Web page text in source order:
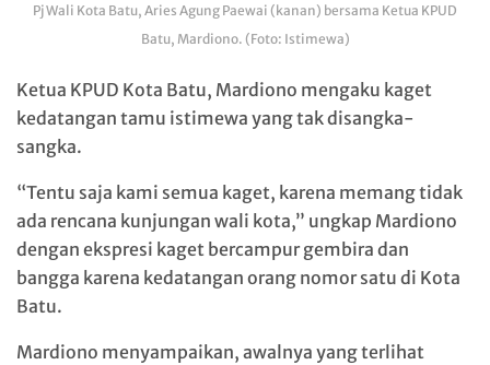
Pj Wali Kota Batu, Aries Agung Paewai (kanan) bersama Ketua KPUD
Batu, Mardiono. (Foto: Istimewa)
Ketua KPUD Kota Batu, Mardiono mengaku kaget
kedatangan tamu istimewa yang tak disangka-
sangka.
“Tentu saja kami semua kaget, karena memang tidak
ada rencana kunjungan wali kota,” ungkap Mardiono
dengan ekspresi kaget bercampur gembira dan
bangga karena kedatangan orang nomor satu di Kota
Batu.
Mardiono menyampaikan, awalnya yang terlihat